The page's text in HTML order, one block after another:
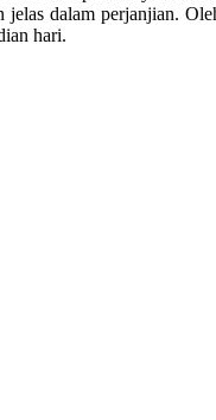
dalam perjanjian.
hari.